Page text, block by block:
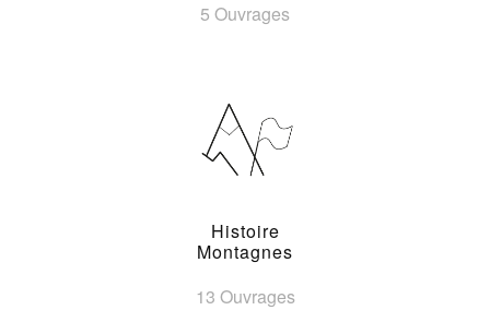
5 Ouvrages
Histoire
Montagnes
13 Ouvrages